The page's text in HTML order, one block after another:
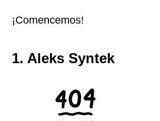
¡Comencemos!
1. Aleks Syntek